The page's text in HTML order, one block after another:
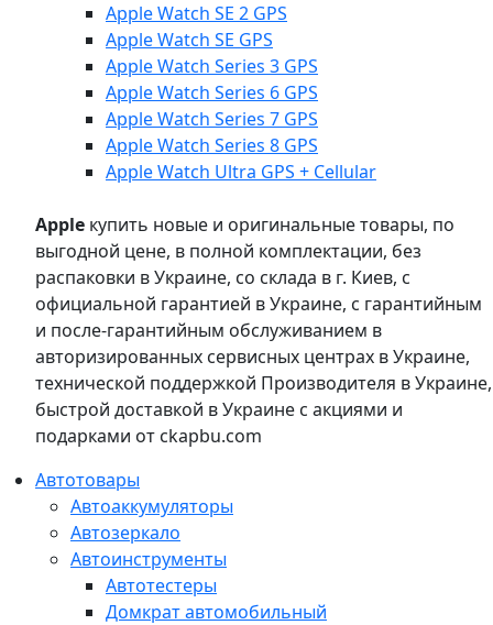
Apple Watch SE 2 GPS
Apple Watch SE GPS
Apple Watch Series 3 GPS
Apple Watch Series 6 GPS
Apple Watch Series 7 GPS
Apple Watch Series 8 GPS
Apple Watch Ultra GPS + Cellular
Apple купить новые и оригинальные товары, по
выгодной цене, в полной комплектации, без
распаковки в Украине, со склада в г. Киев, с
официальной гарантией в Украине, с гарантийным
и после-гарантийным обслуживанием в
авторизированных сервисных центрах в Украине,
технической поддержкой Производителя в Украине,
быстрой доставкой в Украине с акциями и
подарками от ckapbu.com
Автотовары
Автоаккумуляторы
Автозеркало
Автоинструменты
Автотестеры
Домкрат автомобильный